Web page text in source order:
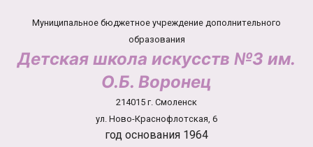
Муниципальное бюджетное учреждение дополнительного
образования
Детская школа искусств №3 им.
О.Б. Воронец
214015 г. Смоленск
ул. Ново-Краснофлотская, 6
год основания 1964